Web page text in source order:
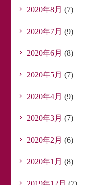
2020年8月 (7)
2020年7月 (9)
2020年6月 (8)
2020年5月 (7)
2020年4月 (9)
2020年3月 (7)
2020年2月 (6)
2020年1月 (8)
2019年12月 (7)